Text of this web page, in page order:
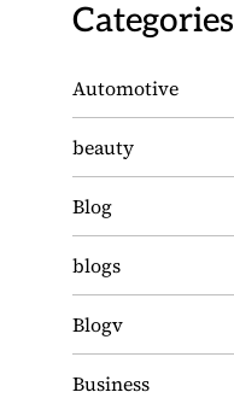
Categories
Automotive
beauty
Blog
blogs
Blogv
Business